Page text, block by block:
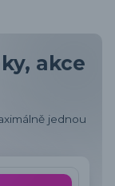
akce
jednou